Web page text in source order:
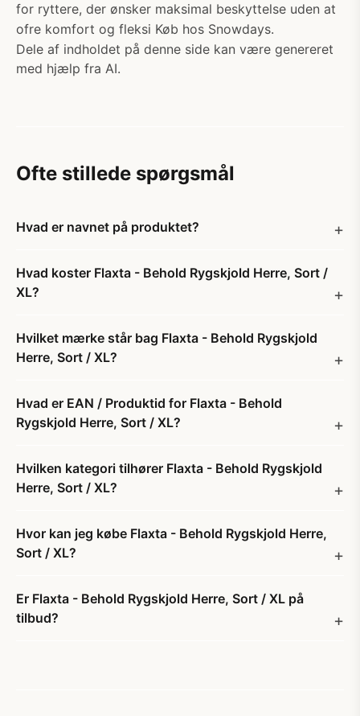
for ryttere, der ønsker maksimal beskyttelse uden at
ofre komfort og fleksi Køb hos Snowdays.
Dele af indholdet på denne side kan være genereret
med hjælp fra AI.
Ofte stillede spørgsmål
Hvad er navnet på produktet?
Hvad koster Flaxta - Behold Rygskjold Herre, Sort /
XL?
Hvilket mærke står bag Flaxta - Behold Rygskjold
Herre, Sort / XL?
Hvad er EAN / Produktid for Flaxta - Behold
Rygskjold Herre, Sort / XL?
Hvilken kategori tilhører Flaxta - Behold Rygskjold
Herre, Sort / XL?
Hvor kan jeg købe Flaxta - Behold Rygskjold Herre,
Sort / XL?
Er Flaxta - Behold Rygskjold Herre, Sort / XL på
tilbud?